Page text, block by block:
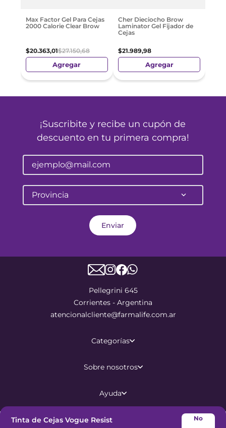
Tinta de Cejas Vogue Resist
No
Max Factor Gel Para Cejas
2000 Calorie Clear Brow
$20.363,01$27.150,68
Agregar
Cher Dieciocho Brow
Laminator Gel Fijador de
Cejas
$21.989,98
Agregar
¡Suscribite y recibe un cupón de
descuento en tu primera compra!
Provincia
Enviar
Pellegrini 645
Corrientes - Argentina
atencionalcliente@farmalife.com.ar
Categorías
Sobre nosotros
Ayuda